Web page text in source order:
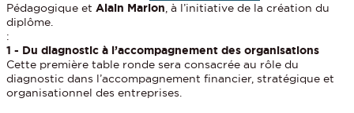
Pédagogique et Alain Marion , à l’initiative de la création du
diplôme.
:
1 - Du diagnostic à l’accompagnement des organisations
Cette première table ronde sera consacrée au rôle du
diagnostic dans l’accompagnement financier, stratégique et
organisationnel des entreprises.